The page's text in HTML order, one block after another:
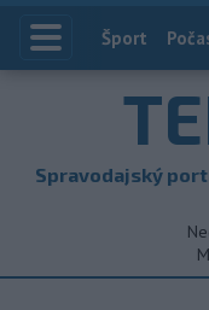
Index
Šport
Spravodajský